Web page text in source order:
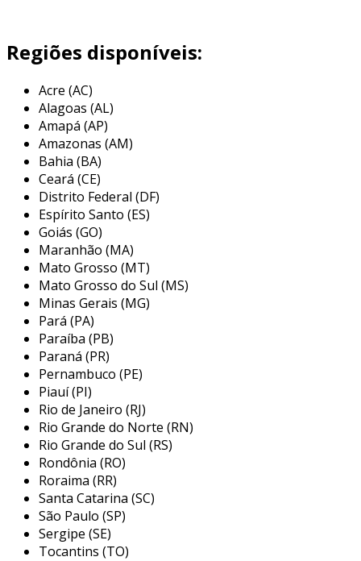
Regiões disponíveis:
Acre (AC)
Alagoas (AL)
Amapá (AP)
Amazonas (AM)
Bahia (BA)
Ceará (CE)
Distrito Federal (DF)
Espírito Santo (ES)
Goiás (GO)
Maranhão (MA)
Mato Grosso (MT)
Mato Grosso do Sul (MS)
Minas Gerais (MG)
Pará (PA)
Paraíba (PB)
Paraná (PR)
Pernambuco (PE)
Piauí (PI)
Rio de Janeiro (RJ)
Rio Grande do Norte (RN)
Rio Grande do Sul (RS)
Rondônia (RO)
Roraima (RR)
Santa Catarina (SC)
São Paulo (SP)
Sergipe (SE)
Tocantins (TO)